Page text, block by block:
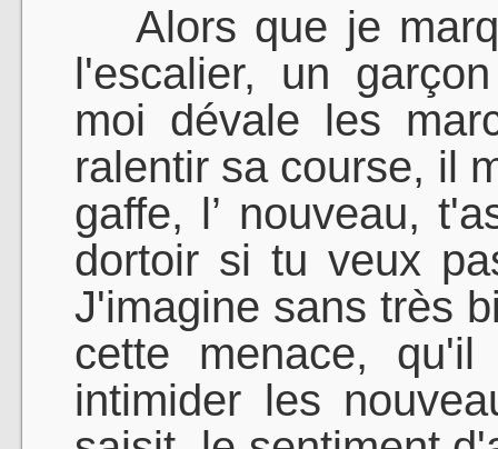
Alors que je
l'escalier, un
moi dévale les
ralentir sa course, il
gaffe, l’ nouveau,
dortoir si tu veux
J'imagine sans très
cette menace,
intimider les